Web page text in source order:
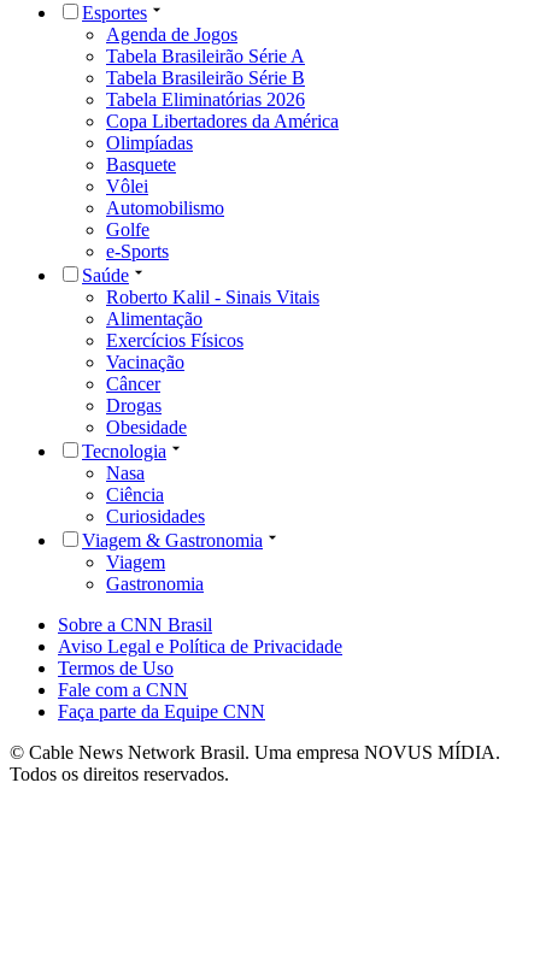
Esportes
Agenda de Jogos
Tabela Brasileirão Série A
Tabela Brasileirão Série B
Tabela Eliminatórias 2026
Copa Libertadores da América
Olimpíadas
Basquete
Vôlei
Automobilismo
Golfe
e-Sports
Saúde
Roberto Kalil - Sinais Vitais
Alimentação
Exercícios Físicos
Vacinação
Câncer
Drogas
Obesidade
Tecnologia
Nasa
Ciência
Curiosidades
Viagem & Gastronomia
Viagem
Gastronomia
Sobre a CNN Brasil
Aviso Legal e Política de Privacidade
Termos de Uso
Fale com a CNN
Faça parte da Equipe CNN
© Cable News Network Brasil. Uma empresa NOVUS MÍDIA.
Todos os direitos reservados.